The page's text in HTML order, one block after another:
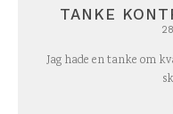
TANKE
Jag hade en tanke om